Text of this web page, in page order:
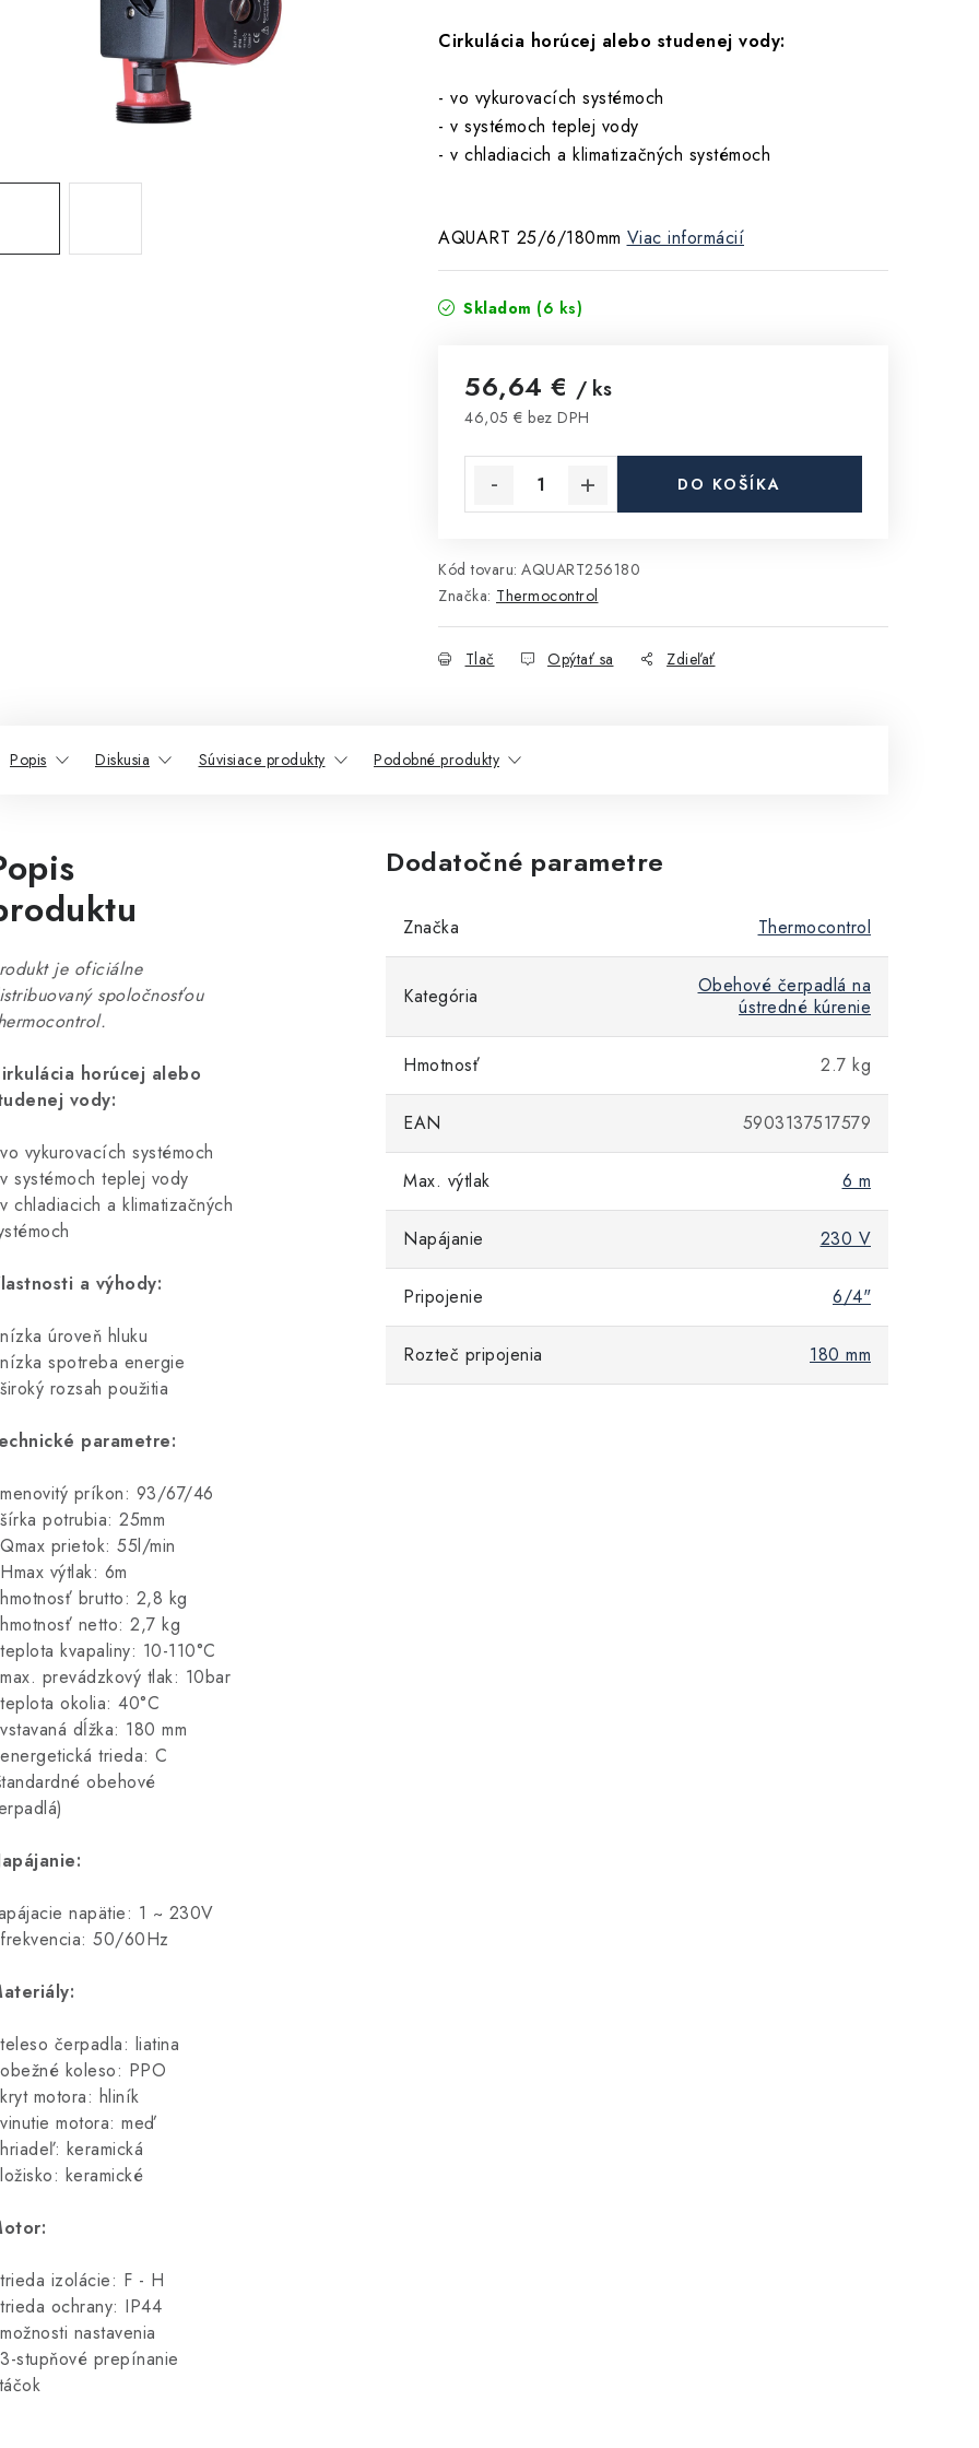
Cirkulácia horúcej alebo studenej vody:
- vo vykurovacích systémoch
- v systémoch teplej vody
- v chladiacich a klimatizačných systémoch
AQUART 25/6/180mm Viac informácií
Skladom (6 ks)
56,64 € / ks
46,05 € bez DPH
DO KOŠÍKA
Kód tovaru: AQUART256180
Značka: Thermocontrol
Tlač Opýtať sa Zdieľať
Popis Diskusia Súvisiace produkty Podobné produkty
je oficiálne
spoločnosťou
horúcej alebo
vody:
vykurovacích systémoch
systémoch teplej vody
chladiacich a klimatizačných
a výhody:
úroveň hluku
spotreba energie
rozsah použitia
parametre:
príkon: 93/67/46
potrubia: 25mm
prietok: 55l/min
výtlak: 6m
brutto: 2,8 kg
netto: 2,7 kg
kvapaliny: 10-110°C
prevádzkový tlak: 10bar
okolia: 40°C
dĺžka: 180 mm
trieda: C
obehové
napätie: 1 ~ 230V
50/60Hz
čerpadla: liatina
koleso: PPO
motora: hliník
motora: meď
keramická
keramické
izolácie: F - H
ochrany: IP44
nastavenia
stupňové prepínanie
Dodatočné parametre
Značka Thermocontrol
Kategória
Obehové čerpadlá na
ústredné kúrenie
Hmotnosť 2.7 kg
EAN 5903137517579
Max. výtlak 6 m
Napájanie 230 V
Pripojenie 6/4"
Rozteč pripojenia 180 mm